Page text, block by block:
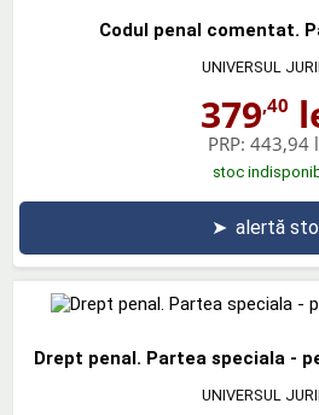
Codul penal comentat.
UNIVERSUL
379,40
PRP: 443,94
stoc
➤ alertă
Drept penal. Partea speciala -
UNIVERSUL